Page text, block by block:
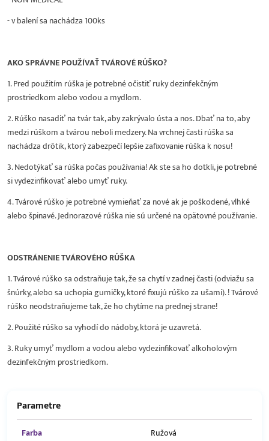
- v balení sa nachádza 100ks
AKO SPRÁVNE POUŽÍVAŤ TVÁROVÉ RÚŠKO?
1. Pred použitím rúška je potrebné očistiť ruky dezinfekčným
prostriedkom alebo vodou a mydlom.
2. Rúško nasadiť na tvár tak, aby zakrývalo ústa a nos. Dbať na to, aby
medzi rúškom a tvárou neboli medzery. Na vrchnej časti rúška sa
nachádza drôtik, ktorý zabezpečí lepšie zafixovanie rúška k nosu!
3. Nedotýkať sa rúška počas používania! Ak ste sa ho dotkli, je potrebné
si vydezinfikovať alebo umyť ruky.
4. Tvárové rúško je potrebné vymieňať za nové ak je poškodené, vlhké
alebo špinavé. Jednorazové rúška nie sú určené na opätovné používanie.
ODSTRÁNENIE TVÁROVÉHO RÚŠKA
1. Tvárové rúško sa odstraňuje tak, že sa chytí v zadnej časti (odviažu sa
šnúrky, alebo sa uchopia gumičky, ktoré fixujú rúško za ušami). ! Tvárové
rúško neodstraňujeme tak, že ho chytíme na prednej strane!
2. Použité rúško sa vyhodí do nádoby, ktorá je uzavretá.
3. Ruky umyť mydlom a vodou alebo vydezinfikovať alkoholovým
dezinfekčným prostriedkom.
Parametre
Farba Ružová